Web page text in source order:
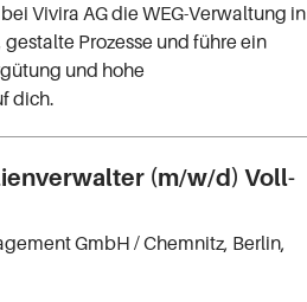
Vivira AG die WEG-Verwaltung in
Prozesse und führe ein
und hohe
dich.
(m/w/d) Voll-
GmbH / Chemnitz, Berlin,